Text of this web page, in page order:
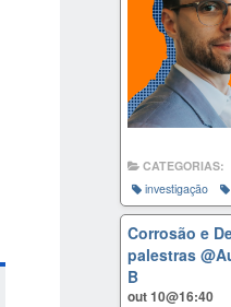
CATEGORIAS:
investigação
Corrosão e
palestras
B
out 10@16:40